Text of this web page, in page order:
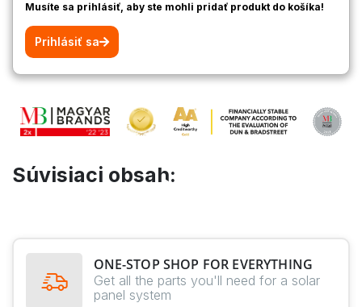
Musíte sa prihlásiť, aby ste mohli pridať produkt do košíka!
Prihlásiť sa
Súvisiaci obsah:
ONE-STOP SHOP FOR EVERYTHING
Get all the parts you'll need for a solar
panel system